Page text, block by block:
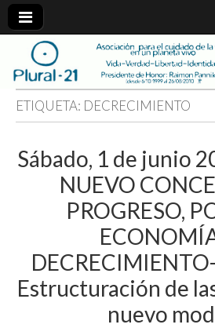
plural-
21.org
ETIQUETA: DECRECIMIENTO
Sábado, 1 de junio
NUEVO
PROGRESO,
Estructuración de
nuevo